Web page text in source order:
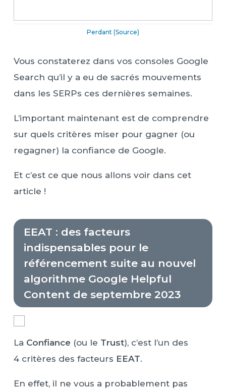
Perdant (Source)
Vous constaterez dans vos consoles Google
Search qu’il y a eu de sacrés mouvements
dans les SERPs ces dernières semaines.
L’important maintenant est de comprendre
sur quels critères miser pour gagner (ou
regagner) la confiance de Google.
Et c’est ce que nous allons voir dans cet
article !
EEAT : des facteurs
indispensables pour le
référencement suite au nouvel
algorithme Google Helpful
Content de septembre 2023
La Confiance (ou le Trust), c’est l’un des
4 critères des facteurs EEAT.
En effet, il ne vous a probablement pas